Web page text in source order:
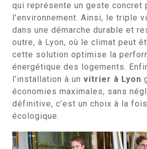
qui représente un geste concret
l’environnement. Ainsi, le triple
dans une démarche durable et
outre, à Lyon, où le climat peut
cette solution optimise la
énergétique des logements.
l’installation à un vitrier à Lyon
économies maximales, sans
définitive, c’est un choix à la
écologique.